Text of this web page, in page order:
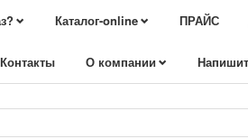
Каталог-online ПРАЙС
Контакты О компании